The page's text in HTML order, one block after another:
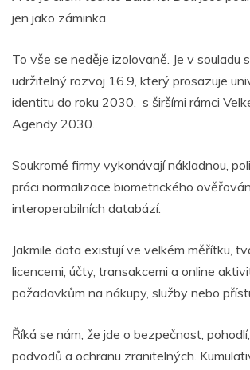
jen jako záminka.
To vše se neděje izolovaně. Je v souladu
udržitelný rozvoj 16.9, který prosazuje
identitu do roku 2030, s širšími rámci
Agendy 2030.
Soukromé firmy vykonávají nákladnou,
práci normalizace biometrického
interoperabilních databází.
Jakmile data existují ve velkém měřítku,
licencemi, účty, transakcemi a online
požadavkům na nákupy, služby nebo
Říká se nám, že jde o bezpečnost,
podvodů a ochranu zranitelných.